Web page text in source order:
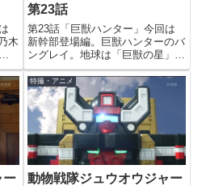
木
い
、
現
っ
第23話
第23話「巨獣ハンター」今回は
新幹部登場編。巨獣ハンターのバ
ングレイ。地球は「巨獣の星」
（巨獣特捜ジャスピオンより）と
も呼ばれていますからね。地球に
来るのも当然ですね(笑)バングレ
イの声は神奈延年さん。熱気バサ
ラや、水瓶座のカミュ（2代
目）...
ー
特撮・アニメ
動物戦隊ジュウオウジャー